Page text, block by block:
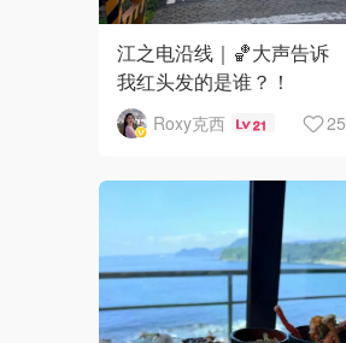
江之电沿线｜🏀大声告诉
我红头发的是谁？！
Roxy克西 21 25